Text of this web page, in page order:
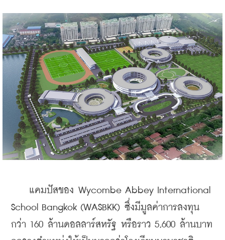
แคมปัสของ Wycombe Abbey International
School Bangkok (WASBKK) ซึ่งมีมูลค่าการลงทุน
กว่า 160 ล้านดอลลาร์สหรัฐ หรือราว 5,600 ล้านบาท